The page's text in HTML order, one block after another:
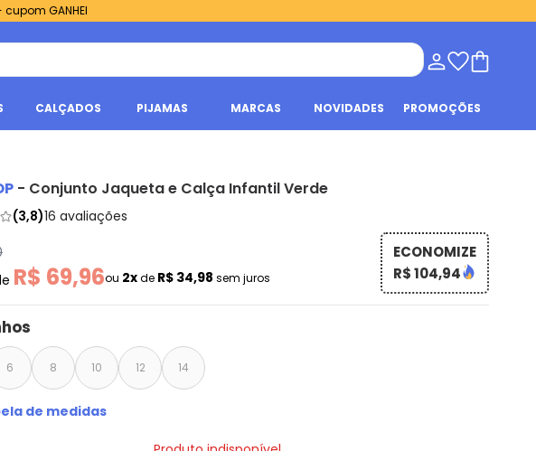
cupom GANHEI
CALÇADOS PIJAMAS MARCAS NOVIDADES PROMOÇÕES
- Conjunto Jaqueta e Calça Infantil Verde
(3,8)16 avaliações
R$ 69,96ou 2xde R$ 34,98 sem juros
ECONOMIZE
R$ 104,94
6 8 10 12 14
de medidas